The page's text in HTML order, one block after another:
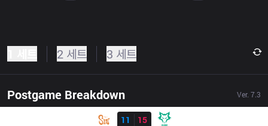
2 세트 3 세트
Postgame Breakdown Ver. 7.3
11
15